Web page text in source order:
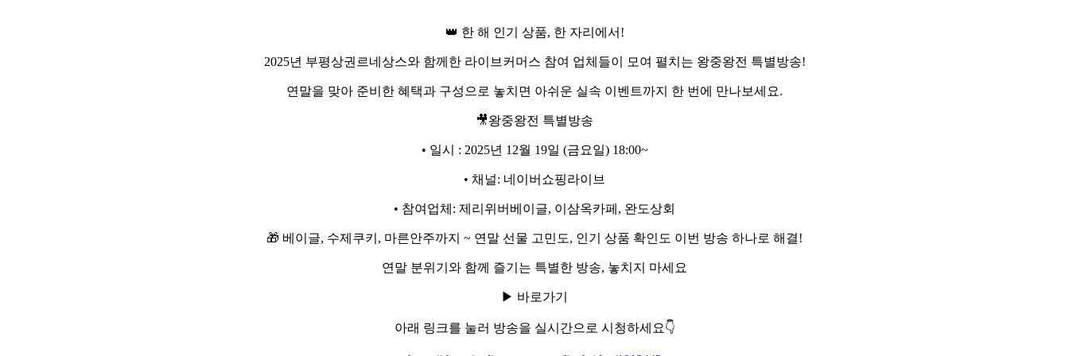
👑 한 해 인기 상품, 한 자리에서!
2025년 부평상권르네상스와 함께한 라이브커머스 참여 업체들이 모여 펼치는 왕중왕전 특별방송!
연말을 맞아 준비한 혜택과 구성으로 놓치면 아쉬운 실속 이벤트까지 한 번에 만나보세요.
🎥왕중왕전 특별방송
• 일시 : 2025년 12월 19일 (금요일) 18:00~
• 채널: 네이버쇼핑라이브
• 참여업체: 제리위버베이글, 이삼옥카페, 완도상회
🎁 베이글, 수제쿠키, 마른안주까지 ~ 연말 선물 고민도, 인기 상품 확인도 이번 방송 하나로 해결!
연말 분위기와 함께 즐기는 특별한 방송, 놓치지 마세요
▶ 바로가기
아래 링크를 눌러 방송을 실시간으로 시청하세요👇